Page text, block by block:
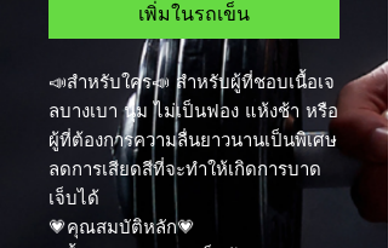
เพิ่มในรถเข็น
📣สำหรับใคร📣 สำหรับผู้ที่ชอบเนื้อเจ
ลบางเบา นุ่ม ไม่เป็นฟอง แห้งช้า หรือ
ผู้ที่ต้องการความลื่นยาวนานเป็นพิเศษ
ลดการเสียดสีที่จะทำให้เกิดการบาด
เจ็บได้
💗คุณสมบัติหลัก💗